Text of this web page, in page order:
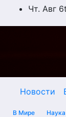
ПерейтиЧт. Авг
Новости
В Мире